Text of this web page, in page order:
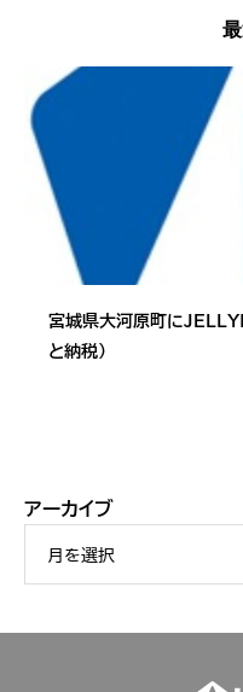
宮城県大河原町に
と納税）
アーカイブ
月を選択